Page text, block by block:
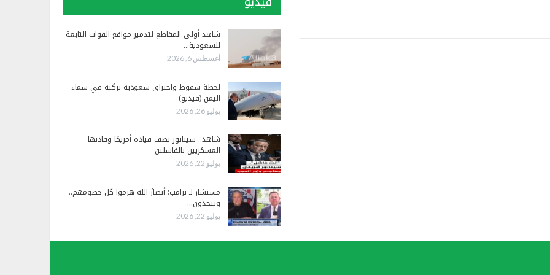
شاهد أولى المقاطع لتدمير مواقع القوات التابعة
للسعودية…
أغسطس 6, 2026
لحظة سقوط واحتراق سعودية تركية في سماء
اليمن (فيديو)
يوليو 26, 2026
شاهد.. سيناتور يصف قيادة أمريكا وقادتها
العسكريين بالفاشلين
يوليو 22, 2026
مستشار لـ ترامب: أنصارُ الله هزموا كل خصومهم..
ويتحدون…
يوليو 22, 2026